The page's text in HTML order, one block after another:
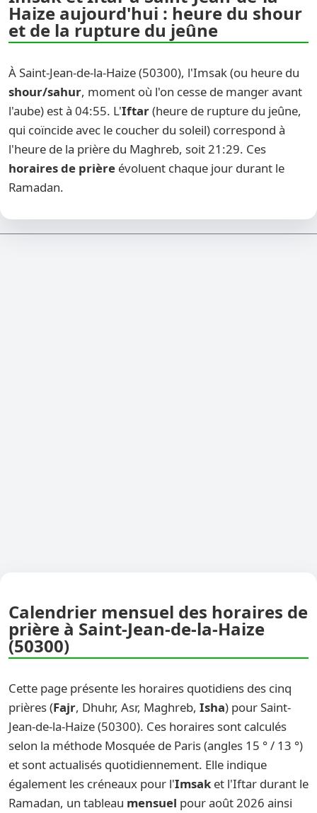
Haize aujourd'hui : heure du shour
et de la rupture du jeûne
À Saint-Jean-de-la-Haize (50300), l'Imsak (ou heure du
shour/sahur, moment où l'on cesse de manger avant
l'aube) est à 04:55. L'Iftar(heure de rupture du jeûne,
qui coïncide avec le coucher du soleil) correspond à
l'heure de la prière du Maghreb, soit 21:29. Ces
horaires de prière évoluent chaque jour durant le
Ramadan.
Calendrier mensuel des horaires de
prière à Saint-Jean-de-la-Haize
(50300)
Cette page présente les horaires quotidiens des cinq
prières (Fajr, Dhuhr, Asr, Maghreb, Isha) pour Saint-
Jean-de-la-Haize (50300). Ces horaires sont calculés
selon la méthode Mosquée de Paris (angles 15 ° / 13 °)
et sont actualisés quotidiennement. Elle indique
également les créneaux pour l'Imsak et l'Iftar durant le
Ramadan, un tableau mensuel pour août 2026 ainsi